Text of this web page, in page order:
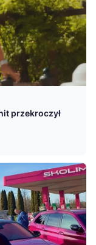
przekroczył